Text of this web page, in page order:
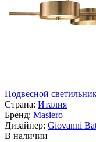
Подвесной
Страна: Италия
Бренд: Masiero
Дизайнер: Giovanni
В наличии